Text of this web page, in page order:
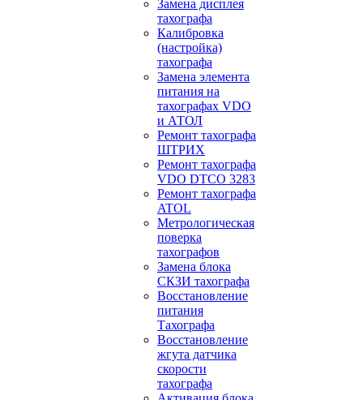
Замена дисплея
тахографа
Калибровка
(настройка)
тахографа
Замена элемента
питания на
тахографах VDO
и АТОЛ
Ремонт тахографа
ШТРИХ
Ремонт тахографа
VDO DTCO 3283
Ремонт тахографа
ATOL
Метрологическая
поверка
тахографов
Замена блока
СКЗИ тахографа
Восстановление
питания
Тахографа
Восстановление
жгута датчика
скорости
тахографа